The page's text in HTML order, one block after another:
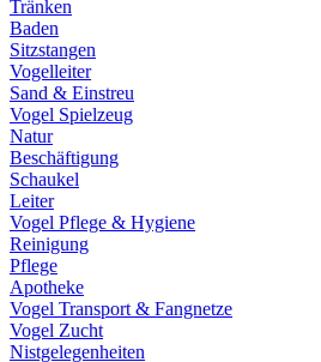
Tränken
Baden
Sitzstangen
Vogelleiter
Sand & Einstreu
Vogel Spielzeug
Natur
Beschäftigung
Schaukel
Leiter
Vogel Pflege & Hygiene
Reinigung
Pflege
Apotheke
Vogel Transport & Fangnetze
Vogel Zucht
Nistgelegenheiten